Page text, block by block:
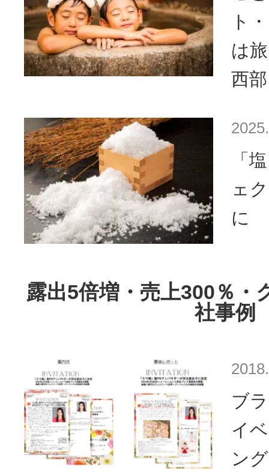
ト
は
西
「
ェ
に
露出5倍増・売上300％・
社事例
ブ
イ
ン